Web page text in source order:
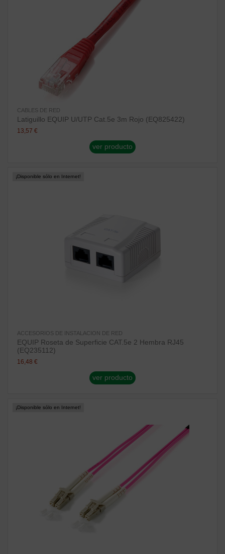
CABLES DE RED
Latiguillo EQUIP U/UTP Cat.5e 3m Rojo (EQ825422)
13,57 €
ver producto
¡Disponible sólo en Internet!
ACCESORIOS DE INSTALACION DE RED
EQUIP Roseta de Superficie CAT.5e 2 Hembra RJ45
(EQ235112)
16,48 €
ver producto
¡Disponible sólo en Internet!